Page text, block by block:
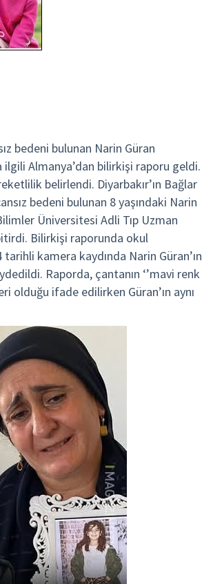
bedeni bulunan Narin Güran
ilgili Almanya’dan bilirkişi raporu geldi.
belirlendi. Diyarbakır’ın Bağlar
bedeni bulunan 8 yaşındaki Narin
Üniversitesi Adli Tıp Uzman
Bilirkişi raporunda okul
kamera kaydında Narin Güran’ın
Raporda, çantanın ‘’mavi renk
olduğu ifade edilirken Güran’ın aynı